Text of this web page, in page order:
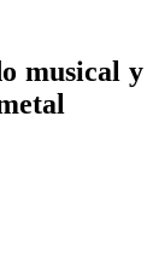
musical y